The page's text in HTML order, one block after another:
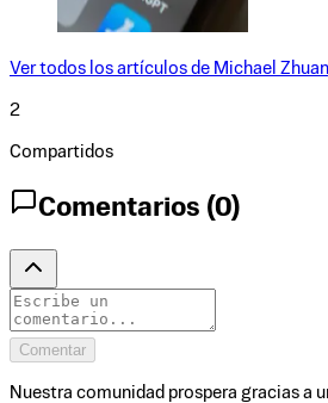
Ver todos los artículos de Michael
2
Compartidos
Comentarios (0)
Comentar
Nuestra comunidad prospera gracias a